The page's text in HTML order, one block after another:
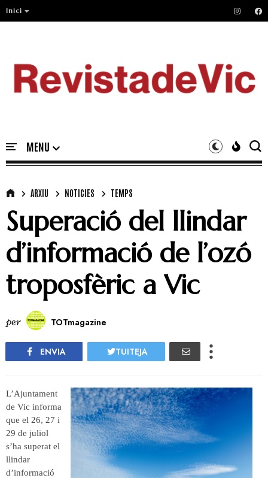
Inici
ARXIU NOTICIES TEMPS
Superació del llindar
d’informació de l’ozó
troposfèric a Vic
per TOTmagazine
ENVIA TUITEJA
L’Ajuntament
de Vic informa
que el 26, 27 i
29 de juliol
s’ha superat el
llindar
d’informació